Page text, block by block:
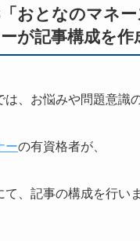
おとなのマネ
が記事構成を作
、お悩みや問題意識
ーの有資格者が、
、記事の構成を行いま